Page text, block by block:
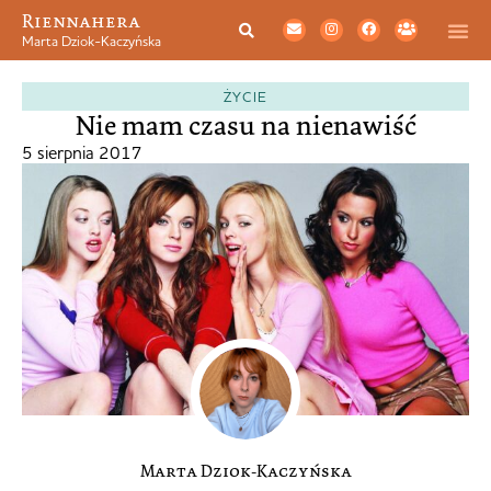
Riennahera
Marta Dziok-Kaczyńska
ŻYCIE
Nie mam czasu na nienawiść
5 sierpnia 2017
Marta Dziok-Kaczyńska